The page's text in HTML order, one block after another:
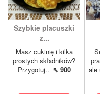
Szybkie placuszki
z...
Masz cukinię i kilka
prostych składników?
Przygotuj... ⇖ 900
ale